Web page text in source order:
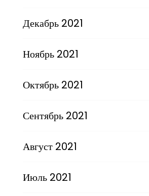
Декабрь 2021
Ноябрь 2021
Октябрь 2021
Сентябрь 2021
Август 2021
Июль 2021